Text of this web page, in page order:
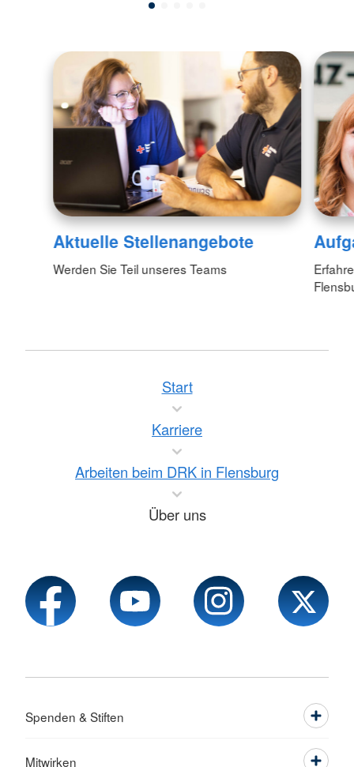
Aktuelle Stellenangebote
Werden Sie Teil unseres Teams
Start
Karriere
Arbeiten beim DRK in Flensburg
Über uns
Spenden & Stiften
Mitwirken